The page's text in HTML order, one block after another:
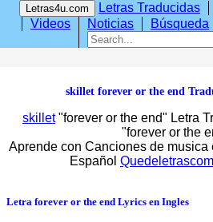
Letras4u.com Letras Traducidas
Videos
Noticias Búsqueda
skillet forever or the end
skillet"forever or the end" Letra
"forever or the
Aprende con Canciones de musica
Español
Letra forever or the end Lyrics en Ingles